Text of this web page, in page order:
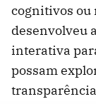
cognitivos ou
desenvolveu
interativa
possam